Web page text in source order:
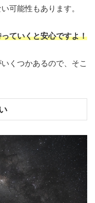
可能性もあります。
ていくと安心ですよ！
くつかあるので、そこ